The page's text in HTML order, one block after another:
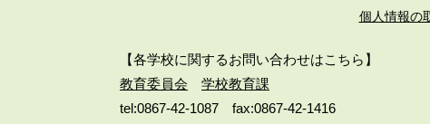
個人情報の
【各学校に関するお問い合わせはこちら】
教育委員会
学校教育課
tel:0867-42-1087
fax:0867-42-1416